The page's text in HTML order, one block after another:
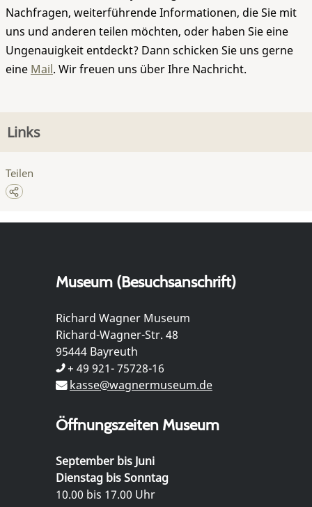
Nachfragen, weiterführende Informationen, die Sie mit
uns und anderen teilen möchten, oder haben Sie eine
Ungenauigkeit entdeckt? Dann schicken Sie uns gerne
eine Mail. Wir freuen uns über Ihre Nachricht.
Links
Teilen
Museum (Besuchsanschrift)
Richard Wagner Museum
Richard-Wagner-Str. 48
95444 Bayreuth
+ 49 921- 75728-16
kasse@wagnermuseum.de
Öffnungszeiten Museum
September bis Juni
Dienstag bis Sonntag
10.00 bis 17.00 Uhr